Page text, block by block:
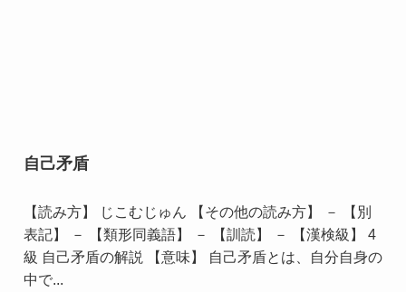
自己矛盾
【読み方】 じこむじゅん 【その他の読み方】 － 【別
表記】 － 【類形同義語】 － 【訓読】 － 【漢検級】 4
級 自己矛盾の解説 【意味】 自己矛盾とは、自分自身の
中で...